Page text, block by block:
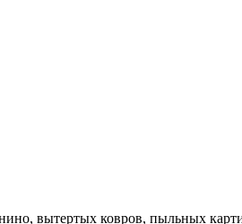
вытертых ковров, пыльных